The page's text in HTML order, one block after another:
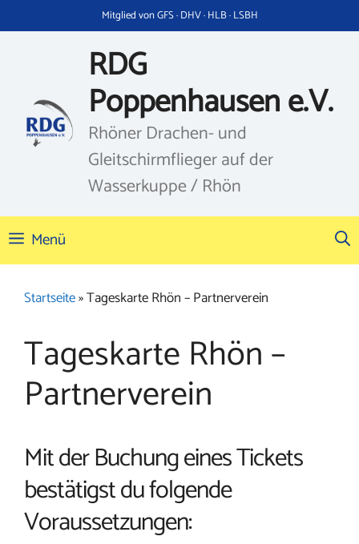
Inhalt
Mitglied von GFS · DHV · HLB · LSBH
RDG
Poppenhausen e.V.
Rhöner Drachen- und
Gleitschirmflieger auf der
Wasserkuppe / Rhön
Menü
Startseite»Tageskarte Rhön – Partnerverein
Tageskarte Rhön –
Partnerverein
Mit der Buchung eines Tickets
bestätigst du folgende
Voraussetzungen: